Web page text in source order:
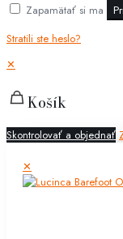
Zapamätať si ma
Stratili ste heslo?
✕
Košík
Skontrolovať a objednať
✕